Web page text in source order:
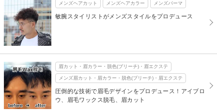
メンズヘアカット メンズヘアカラー メンズパーマ
敏腕スタイリストがメンズスタイルをプロデュース
眉カット・眉カラー・脱色(ブリーチ)・眉エクステ
メンズ眉カット・眉カラー・脱色(ブリーチ)・眉エクステ
圧倒的な技術で眉毛デザインをプロデュース！アイブロ
ウ、眉毛ワックス脱毛、眉カット